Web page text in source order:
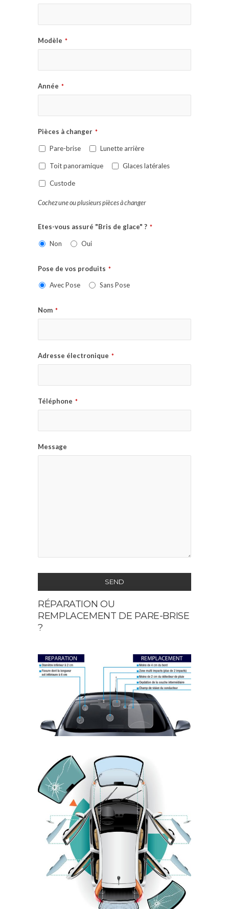
Modèle *
Année *
Pièces à changer *
Pare-brise Lunette arrière
Toit panoramique Glaces latérales
Custode
Cochez une ou plusieurs pièces à changer
Etes-vous assuré "Bris de glace" ? *
Non Oui
Pose de vos produits *
Avec Pose Sans Pose
Nom *
Adresse électronique *
Téléphone *
Message
SEND
This
field
should
left
blank
RÉPARATION OU
REMPLACEMENT DE PARE-BRISE
?